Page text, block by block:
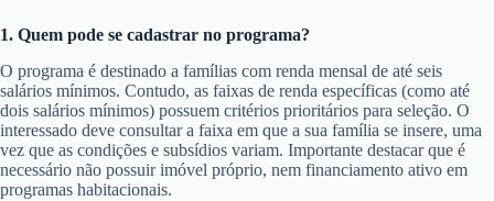
1. Quem pode se cadastrar no programa?
O programa é destinado a famílias com renda mensal de até seis
salários mínimos. Contudo, as faixas de renda específicas (como até
dois salários mínimos) possuem critérios prioritários para seleção. O
interessado deve consultar a faixa em que a sua família se insere, uma
vez que as condições e subsídios variam. Importante destacar que é
necessário não possuir imóvel próprio, nem financiamento ativo em
programas habitacionais.